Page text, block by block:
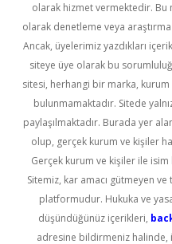
olarak hizmet vermektedir.
olarak denetleme veya
Ancak, üyelerimiz yazdıkları
siteye üye olarak bu
sitesi, herhangi bir marka, kurum
bulunmamaktadır. Sitede
paylaşılmaktadır. Burada yer
olup, gerçek kurum ve kişiler
Gerçek kurum ve kişiler ile
Sitemiz, kar amacı gütmeyen
platformudur. Hukuka ve
düşündüğünüz içerikleri,
adresine bildirmeniz halinde,